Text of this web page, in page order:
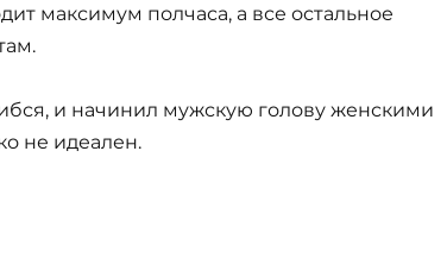
максимум полчаса, а все остальное
и начинил мужскую голову женскими
не идеален.